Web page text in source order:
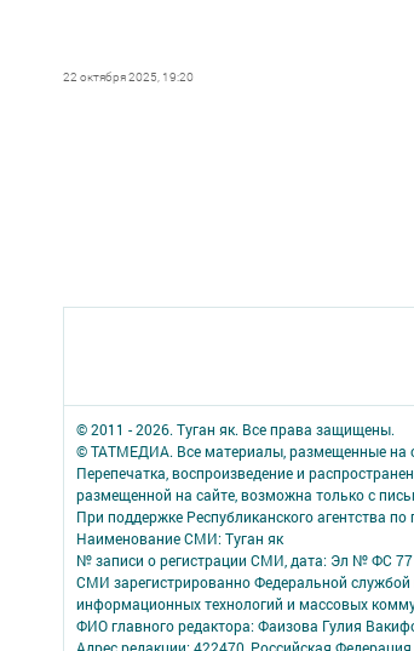
22 октября 2025, 19:20
© 2011 - 2026. Туган як. Все права защищены.
© ТАТМЕДИА. Все материалы, размещенные на
Перепечатка, воспроизведение и
размещенной на сайте, возможна только с
При поддержке Республиканского агентства
Наименование СМИ: Туган як
№ записи о регистрации СМИ, дата: Эл № ФС 77
СМИ зарегистрированно Федеральной службой
информационных технологий и массовых
ФИО главного редактора: Фаизова Гулия